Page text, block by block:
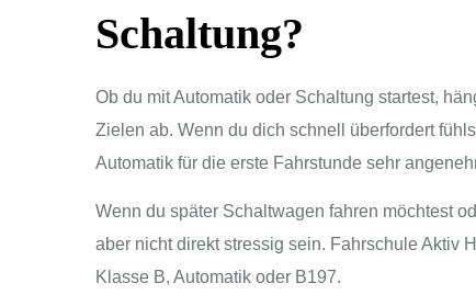
Schaltung?
Ob du mit Automatik oder Schaltung startest,
Zielen ab. Wenn du dich schnell überfordert
Automatik für die erste Fahrstunde sehr
Wenn du später Schaltwagen fahren möchtest
aber nicht direkt stressig sein. Fahrschule Aktiv
Klasse B, Automatik oder B197.